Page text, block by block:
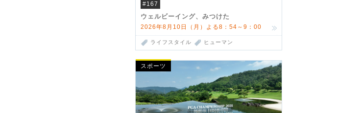
#167
ウェルビーイング、みつけた
2026年8月10日（月）よる8：54～9：00
ライフスタイル ヒューマン
スポーツ